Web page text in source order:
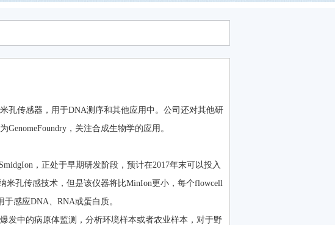
孔传感器，用于DNA测序和其他应用中。公司还对其他研
，关注合成生物学的应用。
，正处于早期研发阶段，预计在2017年末可以投入
米孔传感技术，但是该仪器将比MinIon更小，每个flowcell
感应DNA、RNA或蛋白质。
发中的病原体监测，分析环境样本或者农业样本，对于野